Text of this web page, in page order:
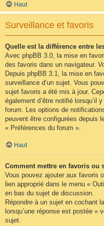
Haut
Surveillance et favoris
Quelle est la différence entre
Avec phpBB 3.0, la mise en
des favoris dans un navigateur.
Depuis phpBB 3.1, la mise en
surveillance d’un sujet. Vous
sujet favoris a été mis à jour.
également d’être notifié lorsqu’il
forum. Les options de
peuvent être configurées depuis
« Préférences du forum ».
Haut
Comment mettre en favoris ou
Vous pouvez ajouter aux favoris
lien approprié dans le menu «
en bas du sujet de discussion.
Répondre à un sujet en cochant
lorsqu’une réponse est postée »
sujet.